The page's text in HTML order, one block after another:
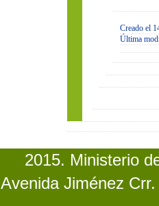
Creado el
Última
2015. Ministerio
Avenida Jiménez